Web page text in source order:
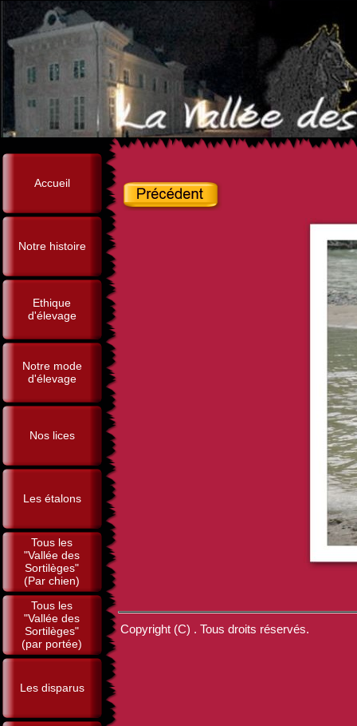
Accueil
Notre histoire
Ethique
d'élevage
Notre mode
d'élevage
Nos lices
Les étalons
Tous les
"Vallée des
Sortilèges"
(Par chien)
Tous les
"Vallée des
Sortilèges"
(par portée)
Les disparus
Copyright (C) . Tous droits réservés.